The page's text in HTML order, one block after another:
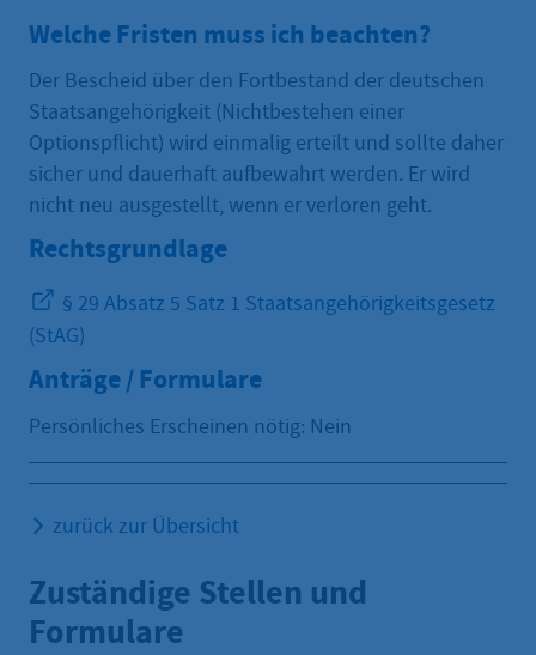
Welche Fristen muss ich beachten?
Der Bescheid über den Fortbestand der deutschen
Staatsangehörigkeit (Nichtbestehen einer
Optionspflicht) wird einmalig erteilt und sollte daher
sicher und dauerhaft aufbewahrt werden. Er wird
nicht neu ausgestellt, wenn er verloren geht.
Rechtsgrundlage
§ 29 Absatz 5 Satz 1 Staatsangehörigkeitsgesetz
(StAG)
Anträge / Formulare
Persönliches Erscheinen nötig: Nein
zurück zur Übersicht
Zuständige Stellen und
Formulare